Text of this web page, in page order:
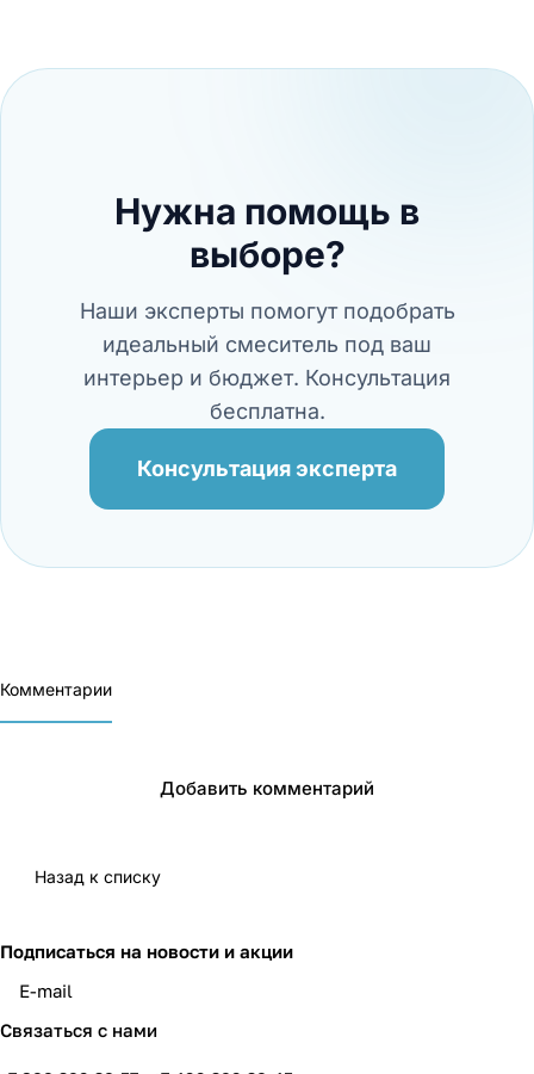
Нужна помощь в
выборе?
Наши эксперты помогут подобрать
идеальный смеситель под ваш
интерьер и бюджет. Консультация
бесплатна.
Консультация эксперта
Комментарии
Добавить комментарий
Назад к списку
Подписаться на новости и акции
Связаться с нами